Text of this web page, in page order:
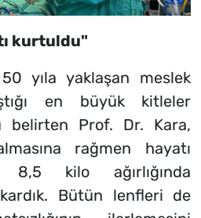
kurtuldu"
yıla yaklaşan meslek
en büyük kitleler
belirten Prof. Dr. Kara,
rağmen hayatı
kilo ağırlığında
Bütün lenfleri de